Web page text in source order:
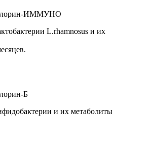
ИММУНО
L.rhamnosus и их
Б
и их метаболиты